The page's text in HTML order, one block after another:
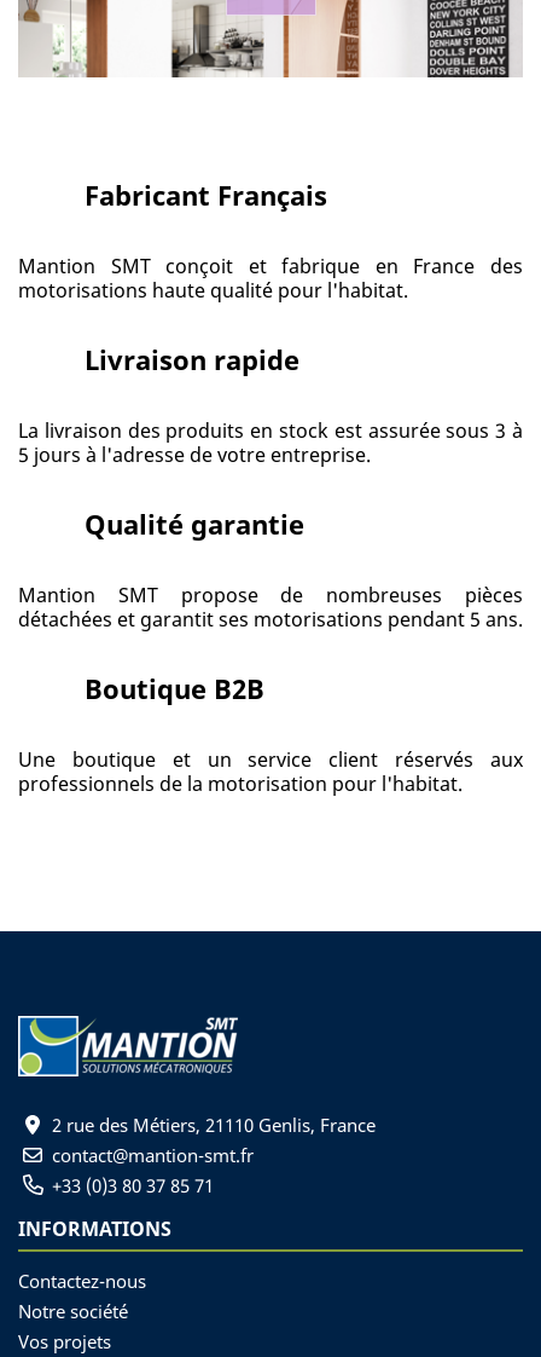
Fabricant Français
Mantion SMT conçoit et fabrique en France des
motorisations haute qualité pour l'habitat.
Livraison rapide
La livraison des produits en stock est assurée sous 3 à
5 jours à l'adresse de votre entreprise.
Qualité garantie
Mantion SMT propose de nombreuses pièces
détachées et garantit ses motorisations pendant 5 ans.
Boutique B2B
Une boutique et un service client réservés aux
professionnels de la motorisation pour l'habitat.
2 rue des Métiers, 21110 Genlis, France
contact@mantion-smt.fr
+33 (0)3 80 37 85 71
INFORMATIONS
Contactez-nous
Notre société
Vos projets